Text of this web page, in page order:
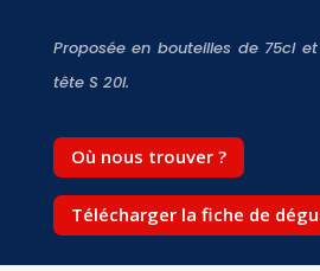
Proposée enbouteilles de 75cl
tête S 20l.
Où nous trouver ?
Télécharger la fiche de